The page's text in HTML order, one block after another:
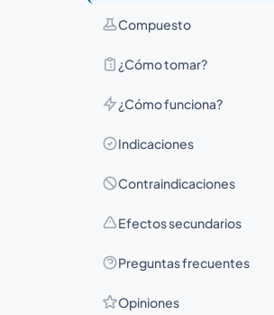
Compuesto
¿Cómo tomar?
¿Cómo funciona?
Indicaciones
Contraindicaciones
Efectos secundarios
Preguntas frecuentes
Opiniones